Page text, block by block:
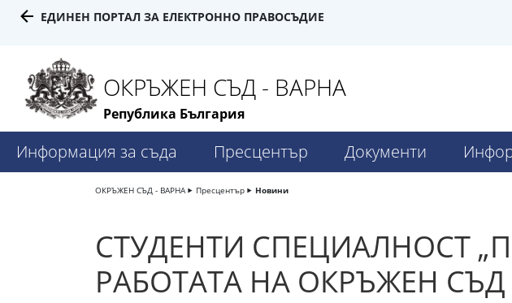
ЕДИНЕН ПОРТАЛ ЗА ЕЛЕКТРОННО ПРАВОСЪДИЕ
ОКРЪЖЕН СЪД - ВАРНА
Република България
Информация за съда Пресцентър Документи
ОКРЪЖЕН СЪД - ВАРНА Пресцентър Новини
СТУДЕНТИ СПЕЦИАЛНОСТ
РАБОТАТА НА ОКРЪЖЕН СЪД